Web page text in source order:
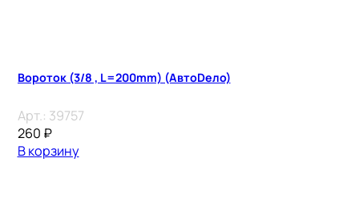
Вороток (3/8 , L=200mm) (АвтоDело)
Арт.: 39757
260 ₽
В корзину